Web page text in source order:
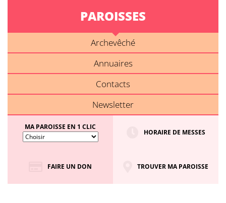
PAROISSES
Archevêché
Annuaires
Contacts
Newsletter
MA PAROISSE EN 1 CLIC
HORAIRE DE MESSES
FAIRE UN DON TROUVER MA PAROISSE